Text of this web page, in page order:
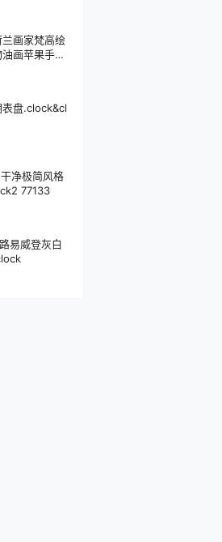
兰画家梵高绘
画苹果手表i
盘.clock&cl
净极简风格
77133
易威登灰白